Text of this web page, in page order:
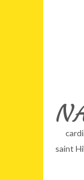
saint